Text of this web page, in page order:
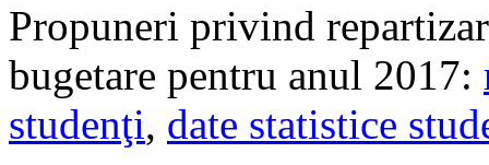
Propuneri privind
bugetare pentru anul 2017:
studenţi, date statistice